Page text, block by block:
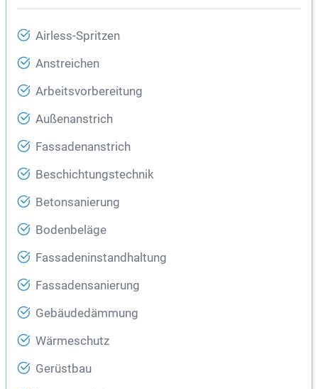
Airless-Spritzen
Anstreichen
Arbeitsvorbereitung
Außenanstrich
Fassadenanstrich
Beschichtungstechnik
Betonsanierung
Bodenbeläge
Fassadeninstandhaltung
Fassadensanierung
Gebäudedämmung
Wärmeschutz
Gerüstbau